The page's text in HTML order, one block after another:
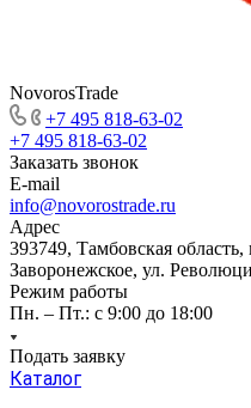
NovorosTrade
+7 495 818-63-02
+7 495 818-63-02
Заказать звонок
E-mail
info@novorostrade.ru
Адрес
393749, Тамбовская
Заворонежское, ул.
Режим работы
Пн. – Пт.: с 9:00 до 18:00
Подать заявку
Каталог